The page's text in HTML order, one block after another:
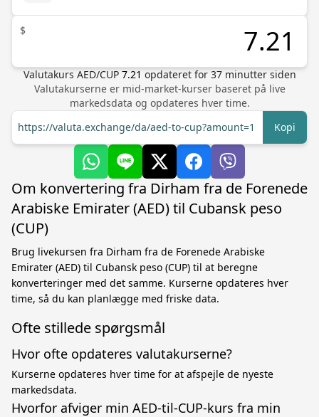
$
Valutakurs AED/CUP 7.21 opdateret for 37minutter siden
Valutakurserne er mid-market-kurser baseret på live
markedsdata og opdateres hver time.
https://valuta.exchange/da/aed-to-cup?amount=1
Kopi
Om konvertering fra Dirham fra de Forenede
Arabiske Emirater (AED) til Cubansk peso
(CUP)
Brug livekursen fra Dirham fra de Forenede Arabiske
Emirater (AED) til Cubansk peso (CUP) til at beregne
konverteringer med det samme. Kurserne opdateres hver
time, så du kan planlægge med friske data.
Ofte stillede spørgsmål
Hvor ofte opdateres valutakurserne?
Kurserne opdateres hver time for at afspejle de nyeste
markedsdata.
Hvorfor afviger min AED-til-CUP-kurs fra min